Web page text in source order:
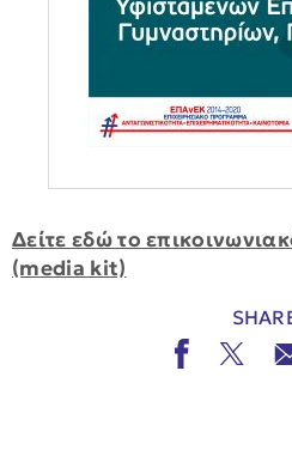
Δείτε εδώ το
(media kit)